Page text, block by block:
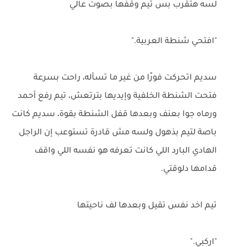
لسه هتقرب بس تيم وقفها بصوت عالي
"افتحي شنطة العربية."
سديم اتحركت فورًا من غير ما تسأله، راحت بسرعة
فتحت الشنطة الخلفية وإيديها بترتعش، تيم رفع أحمد
ورماه جوا بعنف وبعدها قفل الشنطة بقوة، سديم كانت
باصة لتيم بذهول ولسه مش قادرة تستوعب إن الراجل
الهادي البارد اللي كانت تعرفه هو نفسه اللي واقف
قدامها دلوقتي.
تيم اخد نفس تقيل وبعدها لف ناحيتها
"اركبي."